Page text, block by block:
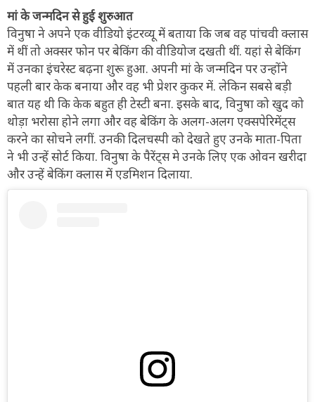
मां के जन्मदिन से हुई शुरुआत
विनुषा ने अपने एक वीडियो इंटरव्यू में बताया कि जब वह पांचवी क्लास
में थीं तो अक्सर फोन पर बेकिंग की वीडियोज दखती थीं. यहां से बेकिंग
में उनका इंचरेस्ट बढ़ना शुरू हुआ. अपनी मां के जन्मदिन पर उन्होंने
पहली बार केक बनाया और वह भी प्रेशर कुकर में. लेकिन सबसे बड़ी
बात यह थी कि केक बहुत ही टेस्टी बना. इसके बाद, विनुषा को खुद को
थोड़ा भरोसा होने लगा और वह बेकिंग के अलग-अलग एक्सपेरिमेंट्स
करने का सोचने लगीं. उनकी दिलचस्पी को देखते हुए उनके माता-पिता
ने भी उन्हें सोर्ट किया. विनुषा के पैरेंट्स मे उनके लिए एक ओवन खरीदा
और उन्हें बेकिंग क्लास में एडमिशन दिलाया.